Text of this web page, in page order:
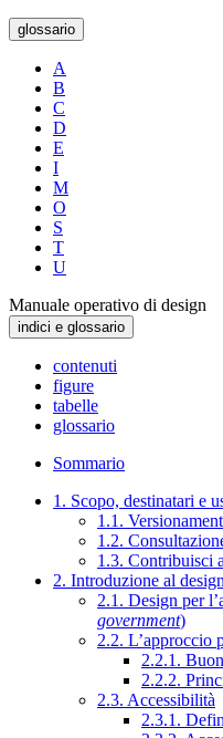
glossario
A
B
C
D
E
I
M
O
S
T
U
Manuale operativo di design
indici e glossario
contenuti
figure
tabelle
glossario
Sommario
1. Scopo, destinatari e
1.1.
1.2.
1.3. Contribuisci
2. Introduzione al
2.1. Design per
government)
2.2. L’approccio
2.2.1.
2.2.2.
2.3. Accessibilità
2.3.1.